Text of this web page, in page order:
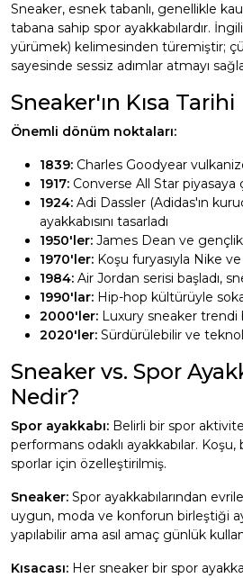
Sneaker, esnek tabanlı, genellikle
tabana sahip spor ayakkabılardır.
yürümek) kelimesinden türemiştir;
sayesinde sessiz adımlar atmayı
Sneaker'ın Kısa Tarihi
Önemli dönüm noktaları:
1839: Charles Goodyear
1917: Converse All Star piyasaya
1924: Adi Dassler (Adidas'ın
ayakkabısını tasarladı
1950'ler: James Dean ve
1970'ler: Koşu furyasıyla Nike
1984: Air Jordan serisi başladı,
1990'lar: Hip-hop kültürüyle
2000'ler: Luxury sneaker trendi
2020'ler: Sürdürülebilir ve
Sneaker vs. Spor
Nedir?
Spor ayakkabı: Belirli bir spor
performans odaklı ayakkabılar.
sporlar için özelleştirilmiş.
Sneaker: Spor ayakkabılarından
uygun, moda ve konforun birleştiği
yapılabilir ama asıl amaç günlük
Kısacası: Her sneaker bir spor